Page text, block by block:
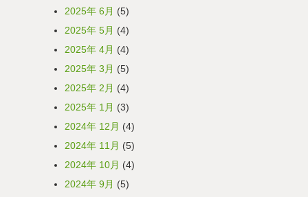
2025年 6月 (5)
2025年 5月 (4)
2025年 4月 (4)
2025年 3月 (5)
2025年 2月 (4)
2025年 1月 (3)
2024年 12月 (4)
2024年 11月 (5)
2024年 10月 (4)
2024年 9月 (5)